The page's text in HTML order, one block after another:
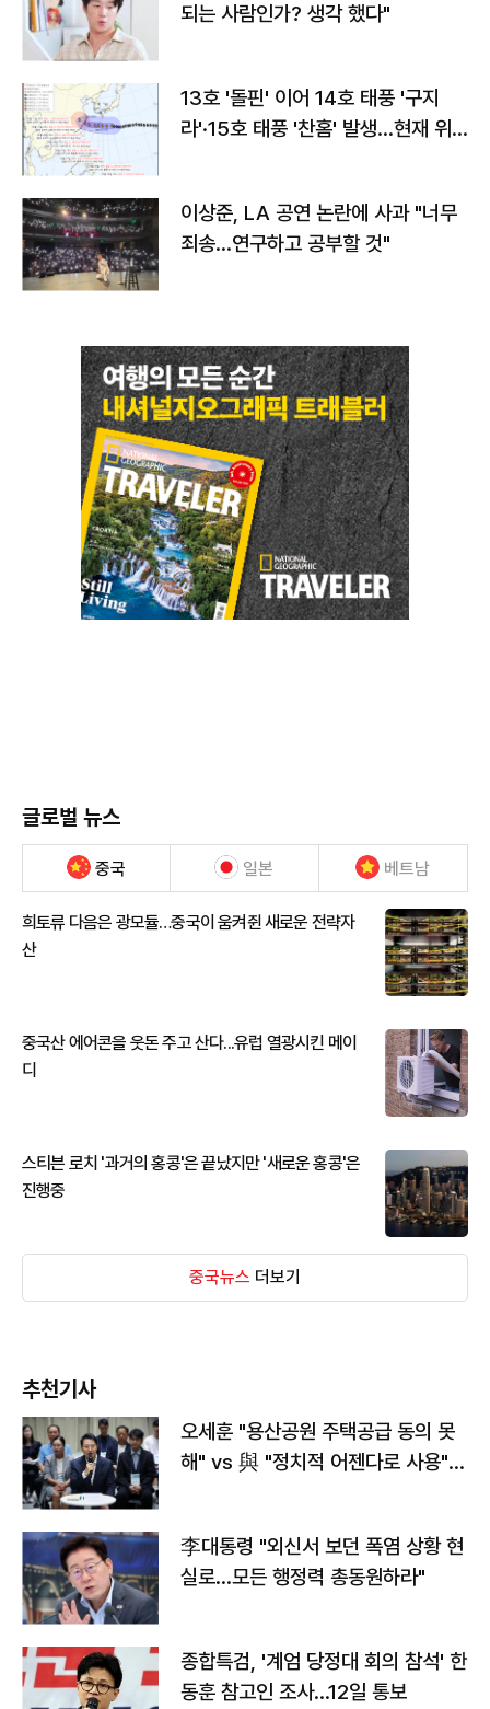
되는 사람인가? 생각 했다"
13호 '돌핀' 이어 14호 태풍 '구지
라'·15호 태풍 '찬홈' 발생…현재 위
이상준, LA 공연 논란에 사과 "너무
죄송…연구하고 공부할 것"
글로벌 뉴스
중국 일본 베트남
희토류 다음은 광모듈…중국이 움켜쥔 새로운 전략자
산
중국산 에어콘을 웃돈 주고 산다...유럽 열광시킨 메이
디
스티븐 로치 '과거의 홍콩'은 끝났지만 '새로운 홍콩'은
진행중
중국뉴스 더보기
추천기사
오세훈 "용산공원 주택공급 동의 못
해" vs 與 "정치적 어젠다로 사용"
李대통령 "외신서 보던 폭염 상황 현
실로…모든 행정력 총동원하라"
종합특검, '계엄 당정대 회의 참석' 한
동훈 참고인 조사...12일 통보